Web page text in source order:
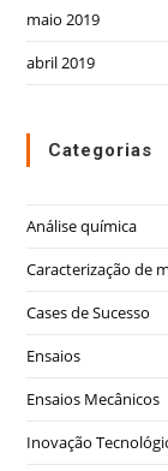
maio 2019
abril 2019
Categorias
Análise química
Caracterização de
Cases de Sucesso
Ensaios
Ensaios Mecânicos
Inovação